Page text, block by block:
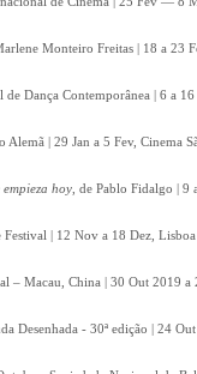
Monteiro Freitas | 18 a
Dança Contemporânea | 6 a
Alemã | 29 Jan a 5 Fev, Cinema
hoy , de Pablo Fidalgo |
Festival | 12 Nov a 18 Dez, Lisboa
– Macau, China | 30 Out 2019
Desenhada - 30ª edição | 24